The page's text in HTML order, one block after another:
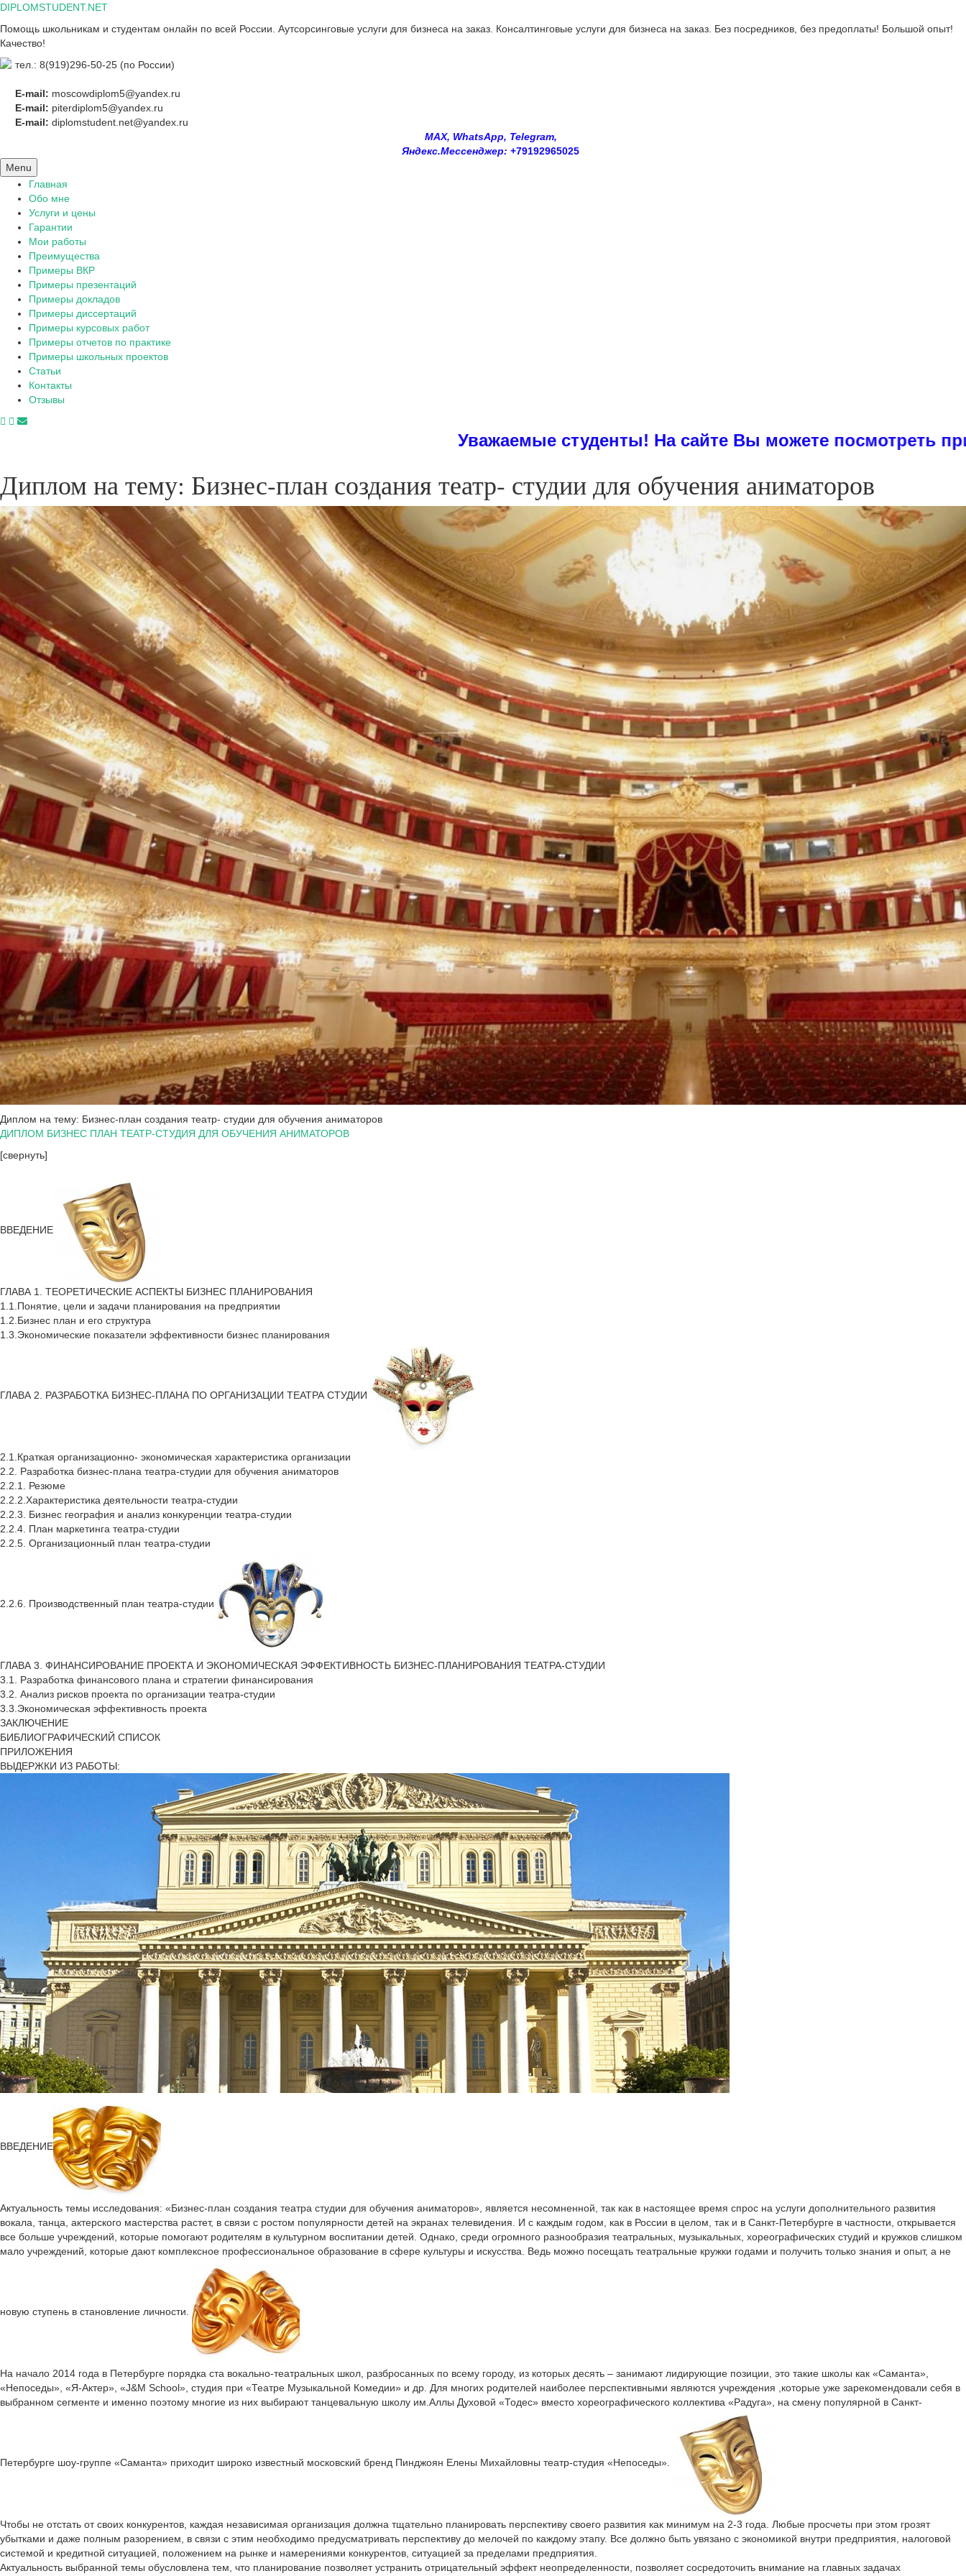
Skip
content
DIPLOMSTUDENT.NET
Помощь школьникам и студентам онлайн по всей России. Аутсорсинговые услуги для бизнеса на заказ. Консалтинговые услуги для бизнеса на заказ. Без посредников, без предоплаты! Большой опыт!
Качество!
тел.: 8(919)296-50-25 (по России)
E-mail: moscowdiplom5@yandex.ru
E-mail: piterdiplom5@yandex.ru
E-mail: diplomstudent.net@yandex.ru
MAX, WhatsApp, Telegram,
Яндекс.Мессенджер: +79192965025
Menu
Главная
Обо мне
Услуги и цены
Гарантии
Мои работы
Преимущества
Примеры ВКР
Примеры презентаций
Примеры докладов
Примеры диссертаций
Примеры курсовых работ
Примеры отчетов по практике
Примеры школьных проектов
Статьи
Контакты
Отзывы
Уважаемые студенты! На сайте Вы можете посмотреть примеры
Диплом на тему: Бизнес-план создания театр- студии для обучения аниматоров
Диплом на тему: Бизнес-план создания театр- студии для обучения аниматоров
ДИПЛОМ БИЗНЕС ПЛАН ТЕАТР-СТУДИЯ ДЛЯ ОБУЧЕНИЯ АНИМАТОРОВ
[свернуть]
ВВЕДЕНИЕ
ГЛАВА 1. ТЕОРЕТИЧЕСКИЕ АСПЕКТЫ БИЗНЕС ПЛАНИРОВАНИЯ
1.1.Понятие, цели и задачи планирования на предприятии
1.2.Бизнес план и его структура
1.3.Экономические показатели эффективности бизнес планирования
ГЛАВА 2. РАЗРАБОТКА БИЗНЕС-ПЛАНА ПО ОРГАНИЗАЦИИ ТЕАТРА СТУДИИ
2.1.Краткая организационно- экономическая характеристика организации
2.2. Разработка бизнес-плана театра-студии для обучения аниматоров
2.2.1. Резюме
2.2.2.Характеристика деятельности театра-студии
2.2.3. Бизнес география и анализ конкуренции театра-студии
2.2.4. План маркетинга театра-студии
2.2.5. Организационный план театра-студии
2.2.6. Производственный план театра-студии
ГЛАВА 3. ФИНАНСИРОВАНИЕ ПРОЕКТА И ЭКОНОМИЧЕСКАЯ ЭФФЕКТИВНОСТЬ БИЗНЕС-ПЛАНИРОВАНИЯ ТЕАТРА-СТУДИИ
3.1. Разработка финансового плана и стратегии финансирования
3.2. Анализ рисков проекта по организации театра-студии
3.3.Экономическая эффективность проекта
ЗАКЛЮЧЕНИЕ
БИБЛИОГРАФИЧЕСКИЙ СПИСОК
ПРИЛОЖЕНИЯ
ВЫДЕРЖКИ ИЗ РАБОТЫ:
ВВЕДЕНИЕ
Актуальность темы исследования: «Бизнес-план создания театра студии для обучения аниматоров», является несомненной, так как в настоящее время спрос на услуги дополнительного развития
вокала, танца, актерского мастерства растет, в связи с ростом популярности детей на экранах телевидения. И с каждым годом, как в России в целом, так и в Санкт-Петербурге в частности, открывается
все больше учреждений, которые помогают родителям в культурном воспитании детей. Однако, среди огромного разнообразия театральных, музыкальных, хореографических студий и кружков слишком
мало учреждений, которые дают комплексное профессиональное образование в сфере культуры и искусства. Ведь можно посещать театральные кружки годами и получить только знания и опыт, а не
новую ступень в становление личности.
На начало 2014 года в Петербурге порядка ста вокально-театральных школ, разбросанных по всему городу, из которых десять – занимают лидирующие позиции, это такие школы как «Саманта»,
«Непоседы», «Я-Актер», «J&M School», студия при «Театре Музыкальной Комедии» и др. Для многих родителей наиболее перспективными являются учреждения ,которые уже зарекомендовали себя в
выбранном сегменте и именно поэтому многие из них выбирают танцевальную школу им.Аллы Духовой «Тодес» вместо хореографического коллектива «Радуга», на смену популярной в Санкт-
Петербурге шоу-группе «Саманта» приходит широко известный московский бренд Пинджоян Елены Михайловны театр-студия «Непоседы».
Чтобы не отстать от своих конкурентов, каждая независимая организация должна тщательно планировать перспективу своего развития как минимум на 2-3 года. Любые просчеты при этом грозят
убытками и даже полным разорением, в связи с этим необходимо предусматривать перспективу до мелочей по каждому этапу. Все должно быть увязано с экономикой внутри предприятия, налоговой
системой и кредитной ситуацией, положением на рынке и намерениями конкурентов, ситуацией за пределами предприятия.
Актуальность выбранной темы обусловлена тем, что планирование позволяет устранить отрицательный эффект неопределенности, позволяет сосредоточить внимание на главных задачах